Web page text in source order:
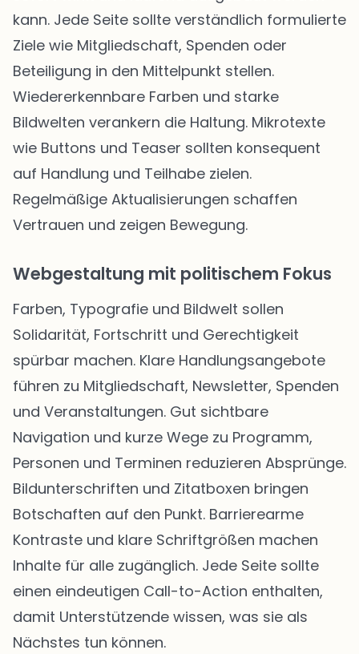
kann. Jede Seite sollte verständlich formulierte
Ziele wie Mitgliedschaft, Spenden oder
Beteiligung in den Mittelpunkt stellen.
Wiedererkennbare Farben und starke
Bildwelten verankern die Haltung. Mikrotexte
wie Buttons und Teaser sollten konsequent
auf Handlung und Teilhabe zielen.
Regelmäßige Aktualisierungen schaffen
Vertrauen und zeigen Bewegung.
Webgestaltung mit politischem Fokus
Farben, Typografie und Bildwelt sollen
Solidarität, Fortschritt und Gerechtigkeit
spürbar machen. Klare Handlungsangebote
führen zu Mitgliedschaft, Newsletter, Spenden
und Veranstaltungen. Gut sichtbare
Navigation und kurze Wege zu Programm,
Personen und Terminen reduzieren Absprünge.
Bildunterschriften und Zitatboxen bringen
Botschaften auf den Punkt. Barrierearme
Kontraste und klare Schriftgrößen machen
Inhalte für alle zugänglich. Jede Seite sollte
einen eindeutigen Call-to-Action enthalten,
damit Unterstützende wissen, was sie als
Nächstes tun können.